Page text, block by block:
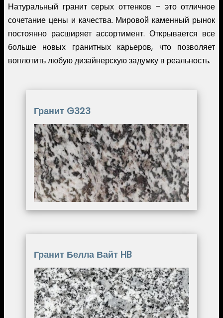
Натуральный гранит серых оттенков – это отличное
сочетание цены и качества. Мировой каменный рынок
постоянно расширяет ассортимент. Открывается все
больше новых гранитных карьеров, что позволяет
воплотить любую дизайнерскую задумку в реальность.
Гранит G323
Image
Гранит Белла Вайт HB
Image